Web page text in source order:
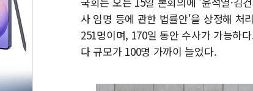
사 임명 등에 관한 법률안'을 상정해 처
251명이며, 170일 동안 수사가 가능하
다 규모가 100명 가까이 늘었다.